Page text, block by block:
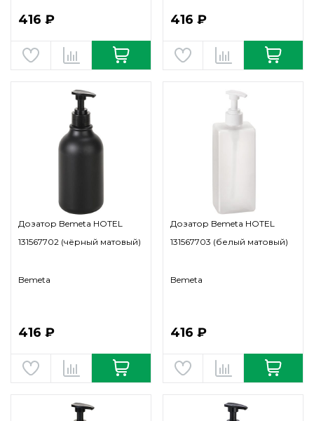
416 ₽ 416 ₽
Дозатор Bemeta HOTEL
131567702 (чёрный матовый)
Bemeta
416 ₽
Дозатор Bemeta HOTEL
131567703 (белый матовый)
Bemeta
416 ₽